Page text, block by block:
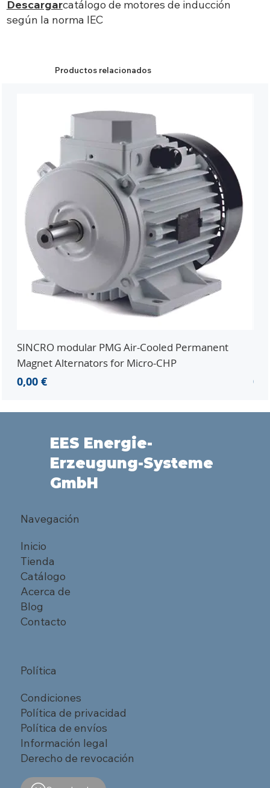
Descargarcatálogo de motores de inducción
según la norma IEC
Productos relacionados
SINCRO modular PMG Air-Cooled Permanent
Magnet Alternators for Micro-CHP
Precio
0,00 €
EES Energie-
Erzeugung-Systeme
GmbH
Navegación
Inicio
Tienda
Catálogo
Acerca de
Blog
Contacto
Política
Condiciones
Política de privacidad
Política de envíos
Información legal
Derecho de revocación